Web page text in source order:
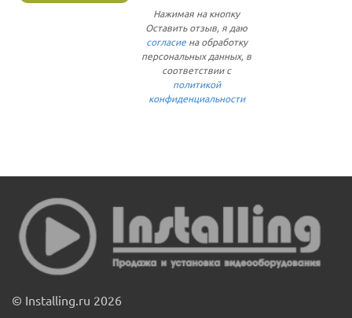
Нажимая на кнопку
Оставить отзыв, я даю
согласиена обработку
персональных данных, в
соответствии с
политикой
конфиденциальности
© Installing.ru 2026